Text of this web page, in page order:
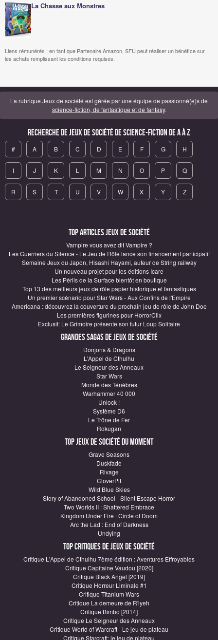
La Chasse aux Monstres
Liens rémunérés : en tant que Partenaire Amazon, SFU peut réaliser un bénéfice sur
les achats remplissant les conditions requises.
La rubrique Jeux de société est gérée parune équipe de passionné(e)s de
science-fiction, de fantastique et de fantasy.
Recherche de Jeux de société de science-fiction de A à Z
# A B C D E F G H
I J K L M N O P Q
R S T U V W X Y Z
Top articles Jeux de société
Vampire vous avez dit Vampire ?
Les Guerriers du Silence - Le Jeu de Rôle lance son financement participatif
Semaine Jeux du Japon, Hisashi Hayami, auteur de String railway
Un nouveau projet pour les éditions Icare
Les Périls de la Surface bientôt en boutique
Top 13 des meilleurs jeux de rôle papier historique et fantastiques
Un premier scénario pour Star Wars - Aux Confins de l'Empire
Americana : découvrez la couverture du prochain jeu de rôle de John Doe
Les premières figurines pour HorrorClix
Exclusif: Le Grimoire présente son futur Loup Solitaire
Grandes sagas de Jeux de société
Donjons & Dragons
L'Appel de Cthulhu
Le Seigneur des Anneaux
Star Wars
Monde des Ténèbres
Warhammer 40 000
Unlock !
Système D6
Le Trône de Fer
Rokugan
Top Jeux de société du moment
Grave Seasons
Duskfade
Rivage
CloverPit
Wild Blue Skies
Story of Abandoned School - Silent Escape Horror
Two Worlds II : Shattered Embrace
Kingdom Under Fire : Circle of Doom
Arc the Lad : End of Darkness
Undying
Top critiques de Jeux de société
Critique L'Appel de Cthulhu 7ème édition : Aventures Effroyables
Critique Capitaine Vaudou [2020]
Critique Black Angel [2019]
Critique Horreur Liminale #1
Critique Titanium Wars
Critique La demeure de R'lyeh
Critique Bimbo [2014]
Critique Le Seigneur des Anneaux
Critique World of Warcraft - Le jeu de plateau
Critique Starcraft: le jeu de plateau